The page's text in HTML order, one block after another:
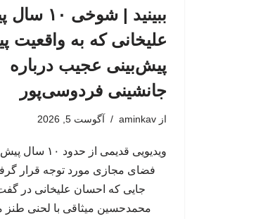
ببینید | شوخی
علیخانی که به واقعیت
پیش‌بینی عجیب درباره
جانشینی فردوسی‌پور
از aminkav آگوست 5, 2026
ویدیویی قدیمی از
فضای مجازی مورد توجه قرار
جایی که احسان علیخانی در
محمدحسین میثاقی با لحنی طنز